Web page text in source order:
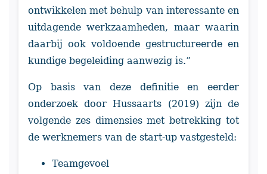
ontwikkelen met behulp van interessante en
uitdagende werkzaamheden, maar waarin
daarbij ook voldoende gestructureerde en
kundige begeleiding aanwezig is.”
Op basis van deze definitie en eerder
onderzoek door Hussaarts (2019) zijn de
volgende zes dimensies met betrekking tot
de werknemers van de start-up vastgesteld:
Teamgevoel